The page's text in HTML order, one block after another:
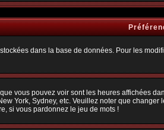
dans la base de données. Pour les
vous pouvez voir sont les heures affichées
York, Sydney, etc. Veuillez noter que
si vous pardonnez le jeu de mots !